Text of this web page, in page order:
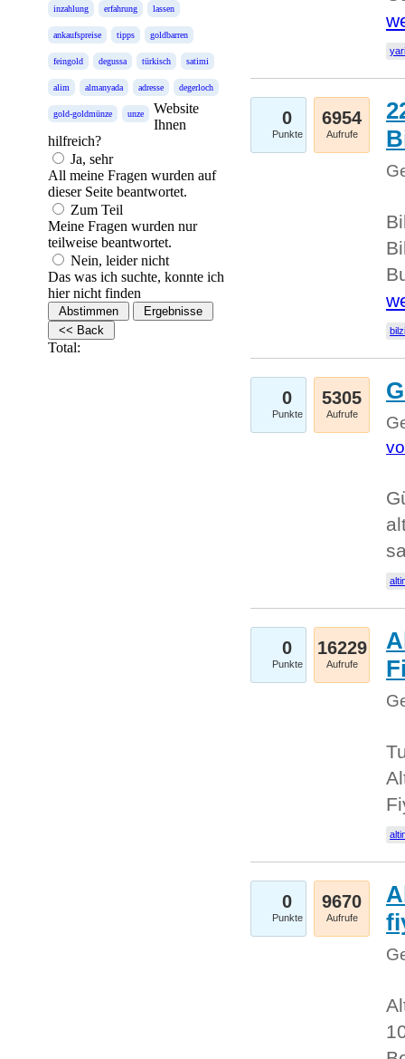
inzahlung erfahrung lassen
ankaufspreise tipps goldbarren
feingold degussa türkisch satimi
alim almanyada adresse degerloch
gold-goldmünze unze
Website
Ihnen
hilfreich?
Ja, sehr
All meine Fragen wurden auf
dieser Seite beantwortet.
Zum Teil
Meine Fragen wurden nur
teilweise beantwortet.
Nein, leider nicht
Das was ich suchte, konnte ich
hier nicht finden
Total:
0
Punkte
6954
Aufrufe
0
Punkte
5305
Aufrufe
0
Punkte
16229
Aufrufe
0
Punkte
9670
Aufrufe